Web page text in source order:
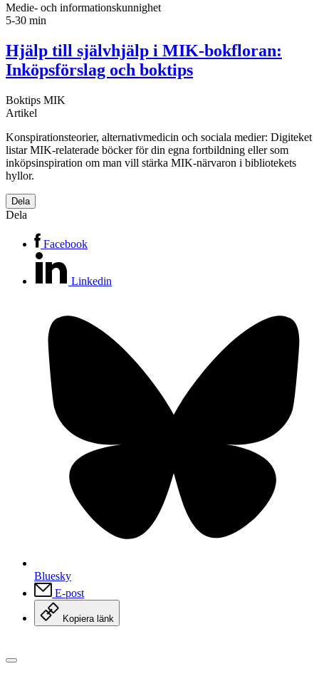
Medie- och informationskunnighet
5-30 min
Hjälp till självhjälp i MIK-bokfloran:
Inköpsförslag och boktips
Boktips MIK
Artikel
Konspirationsteorier, alternativmedicin och sociala medier: Digiteket
listar MIK-relaterade böcker för din egna fortbildning eller som
inköpsinspiration om man vill stärka MIK-närvaron i bibliotekets
hyllor.
Dela
Dela
Facebook
Linkedin
Bluesky
E-post
Kopiera länk